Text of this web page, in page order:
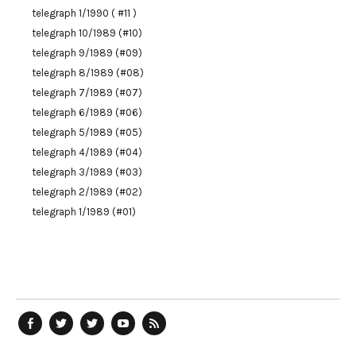
telegraph 1/1990 ( #11 )
telegraph 10/1989 (#10)
telegraph 9/1989 (#09)
telegraph 8/1989 (#08)
telegraph 7/1989 (#07)
telegraph 6/1989 (#06)
telegraph 5/1989 (#05)
telegraph 4/1989 (#04)
telegraph 3/1989 (#03)
telegraph 2/1989 (#02)
telegraph 1/1989 (#01)